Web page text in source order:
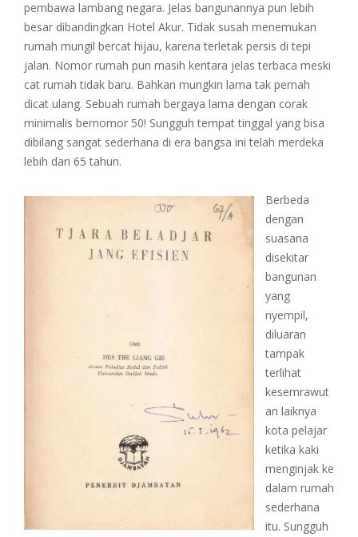
pembawa lambang negara. Jelas bangunannya pun lebih
besar dibandingkan Hotel Akur. Tidak susah menemukan
rumah mungil bercat hijau, karena terletak persis di tepi
jalan. Nomor rumah pun masih kentara jelas terbaca meski
cat rumah tidak baru. Bahkan mungkin lama tak pernah
dicat ulang. Sebuah rumah bergaya lama dengan corak
minimalis bernomor 50! Sungguh tempat tinggal yang bisa
dibilang sangat sederhana di era bangsa ini telah merdeka
lebih dari 65 tahun.
Berbeda
dengan
suasana
disekitar
bangunan
yang
nyempil,
diluaran
tampak
terlihat
kesemrawut
an laiknya
kota pelajar
ketika kaki
menginjak ke
dalam rumah
sederhana
itu. Sungguh